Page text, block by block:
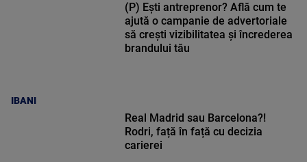
IBANI
(P) Ești antreprenor? Află cum te
ajută o campanie de advertoriale
să crești vizibilitatea și încrederea
brandului tău
Real Madrid sau Barcelona?!
Rodri, față în față cu decizia
carierei